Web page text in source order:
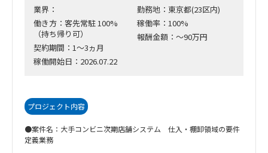
業界：
働き方：客先常駐 100%
（持ち帰り可）
契約期間：1～3ヵ月
稼働開始日：2026.07.22
勤務地：東京都(23区内)
稼働率：100%
報酬金額：～90万円
プロジェクト内容
●案件名：大手コンビニ次期店舗システム 仕入・棚卸領域の要件
定義業務